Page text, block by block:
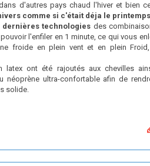
d'autres pays chaud l'hiver et bien
comme si c'était déja le
technologies des
l'enfiler en 1 minute, ce qui vous
froide en plein vent et en plein
latex ont été rajoutés aux chevilles
néoprène ultra-confortable afin de
solide.